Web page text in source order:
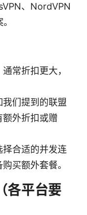
、NordVPN
常折扣更大，
们提到的联盟
外折扣或赠
合适的并发连
买额外套餐。
各平台要